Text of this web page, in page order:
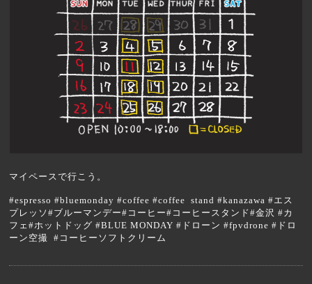
マイペースで行こう。
#espresso #bluemonday #coffee #coffee stand #kanazawa #エス
プレッソ#ブルーマンデー#コーヒー#コーヒースタンド#金沢 #カ
フェ#ホットドッグ #BLUE MONDAY #ドローン #fpvdrone #ドロ
ーン空撮 #コーヒーソフトクリーム